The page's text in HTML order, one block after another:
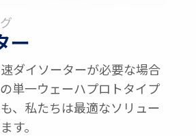
ー
ダイソーターが必要な場合
単一ウェーハプロトタイプ
、私たちは最適なソリュー
す。